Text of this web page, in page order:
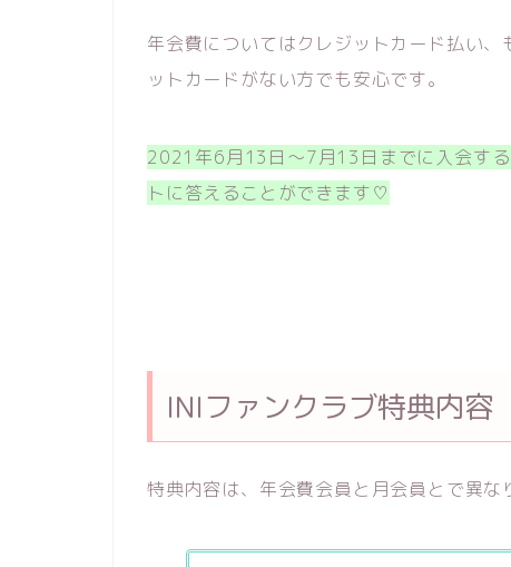
年会費についてはクレジットカード払い
ットカードがない方でも安心です。
2021年6月13日～7月13日までに入会す
トに答えることができます♡
INIファンクラブ特典内容
特典内容は、年会費会員と月会員とで異な